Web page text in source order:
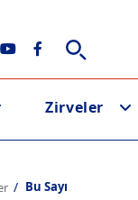
Zirveler
Bu Sayı